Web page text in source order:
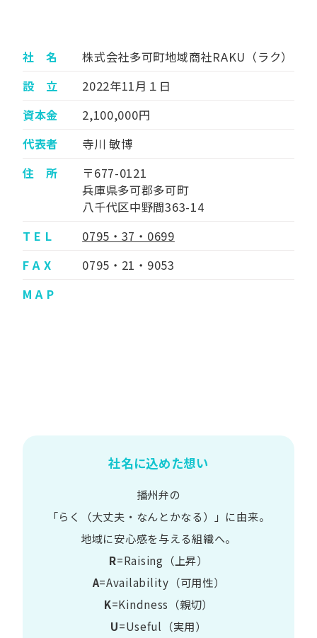
社 名
株式会社多可町地域商社RAKU（ラク）
設 立
2022年11月１日
資本金
2,100,000円
代表者
寺川 敏博
住 所
〒677-0121
兵庫県多可郡多可町
八千代区中野間363-14
T E L
0795・37・0699
F A X
0795・21・9053
M A P
社名に込めた想い
播州弁の
​「らく​（大丈夫・なんとかなる）」に​由来。
地域に​安心感を​与える​組織へ。
R=Raising（上昇）
A=Availability​（可用性）
K=Kindness​（親切）
U=Useful​（実用）​